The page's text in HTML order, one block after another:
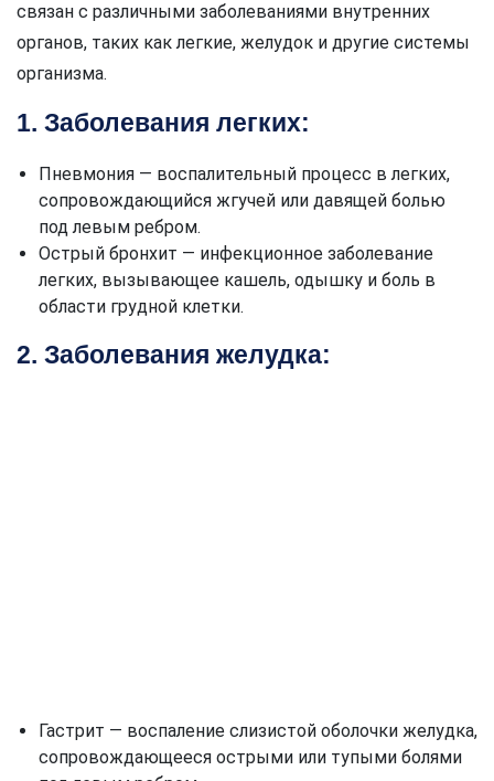
связан с различными заболеваниями внутренних
органов, таких как легкие, желудок и другие системы
организма.
1. Заболевания легких:
Пневмония — воспалительный процесс в легких,
сопровождающийся жгучей или давящей болью
под левым ребром.
Острый бронхит — инфекционное заболевание
легких, вызывающее кашель, одышку и боль в
области грудной клетки.
2. Заболевания желудка:
Гастрит — воспаление слизистой оболочки желудка,
сопровождающееся острыми или тупыми болями